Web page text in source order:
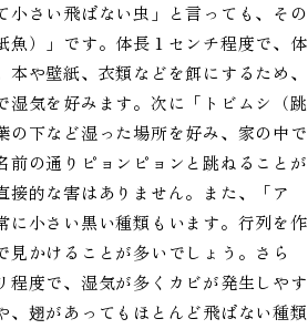
さい飛ばない虫」と言っても、その
）」です。体長１センチ程度で、体
や壁紙、衣類などを餌にするため、
気を好みます。次に「トビムシ（跳
下など湿った場所を好み、家の中で
の通りピョンピョンと跳ねることが
的な害はありません。また、「ア
に小さい黒い種類もいます。行列を作
かけることが多いでしょう。さら
度で、湿気が多くカビが発生しやす
翅があってもほとんど飛ばない種類